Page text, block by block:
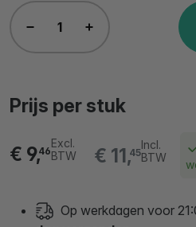
Prijs per stuk
€ 11,45
Incl.
BTW
€ 9,46
Excl.
BTW
Op werkdagen voor